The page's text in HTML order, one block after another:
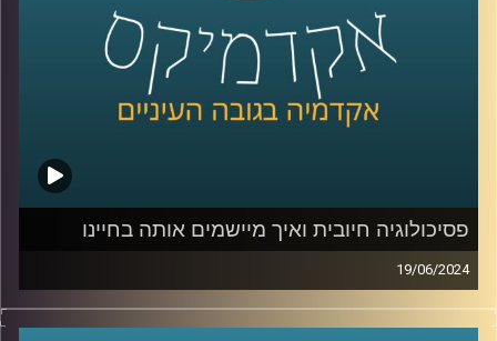
הכשרת מנהלים ובית הספר להייטק של Google ואוניברסיטת
בית הספר ללימודי הייטק של אוניברסיטת רייכמן ו-Google:
https://www.grtech.co.il/
קרדיט תמונות:AudioVersity
פסיכולוגיה חיובית ואיך מיישמים אותה בחיינו
19/06/2024
למלחמה בעזה מחירים מנטלים כבדים על הנפש שלנו ובאופן
כללי החיים המודרניים הם עמוסים ומלחיצים ובכלל אם